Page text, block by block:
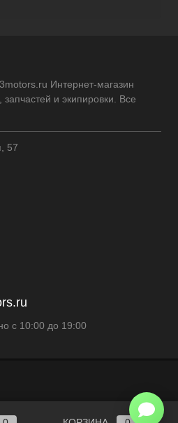
Интернет-магазин
и экипировки. Все
57
с 10:00 до 19:00